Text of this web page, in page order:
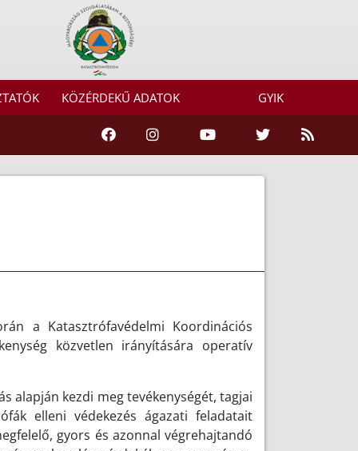
KÖZÉRDEKŰ ADATOK GYIK
a Katasztrófavédelmi Koordinációs
közvetlen irányítására operatív
alapján kezdi meg tevékenységét, tagjai
elleni védekezés ágazati feladatait
gyors és azonnal végrehajtandó